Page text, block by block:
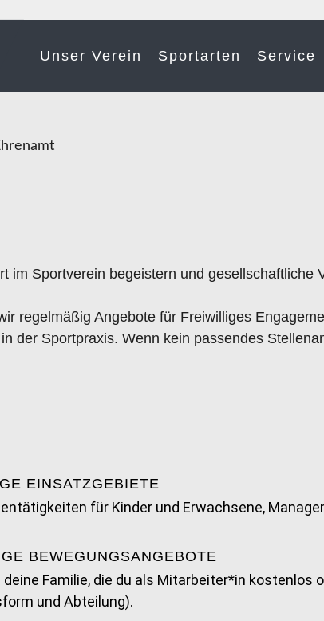
Unser Verein Sportarten Service
im Sportverein begeistern und
regelmäßig Angebote für Freiwilliges
der Sportpraxis. Wenn kein passendes
EINSATZGEBIETE
für Kinder und Erwachsene,
BEWEGUNGSANGEBOTE
deine Familie, die du als Mitarbeiter*in
und Abteilung).